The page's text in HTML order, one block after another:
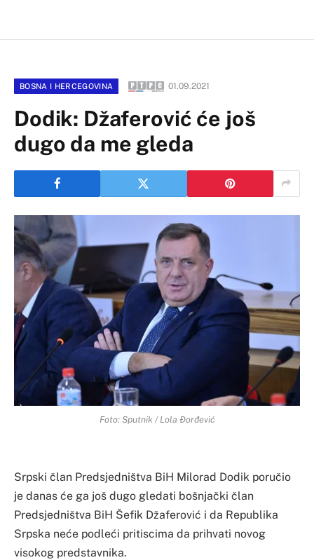
BOSNA I HERCEGOVINA 01.09.2021
Dodik: Džaferović će još
dugo da me gleda
Foto: Sputnik / Lola Đorđević
Srpski član Predsjedništva BiH Milorad Dodik poručio
je danas će ga još dugo gledati bošnjački član
Predsjedništva BiH Šefik Džaferović i da Republika
Srpska neće podleći pritiscima da prihvati novog
visokog predstavnika.